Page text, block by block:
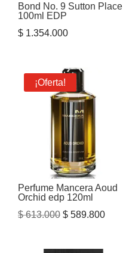
Bond No. 9 Sutton Place
100ml EDP
$ 1.354.000
¡Oferta!
Perfume Mancera Aoud
Orchid edp 120ml
$613.000 El
$ 589.800El